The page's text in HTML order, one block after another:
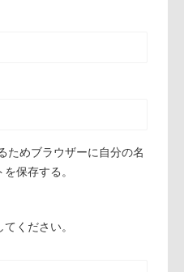
ためブラウザーに自分の名
保存する。
ください。